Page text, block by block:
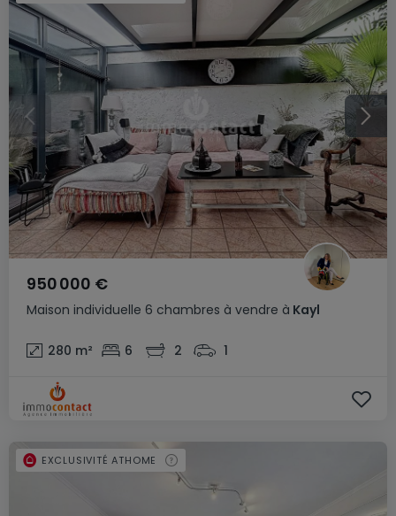
Maison individuelle 6 chambres à vendre à Kayl
950 000 €
280 m² 6 2 1
EXCLUSIVITÉ ATHOME